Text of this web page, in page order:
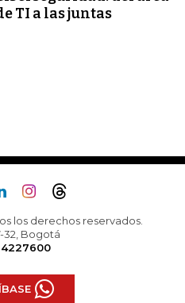
TI a las juntas
los derechos reservados.
32, Bogotá
4227600